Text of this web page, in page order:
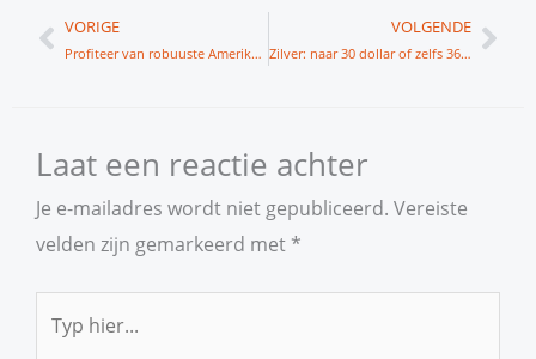
Vorige
VORIGE
Profiteer van robuuste Amerikaanse groei
VOLGENDE
Zilver: naar 30 dollar of zelfs 36 dollar?
Laat een reactie achter
Je e-mailadres wordt niet gepubliceerd. Vereiste
velden zijn gemarkeerd met *
hier...